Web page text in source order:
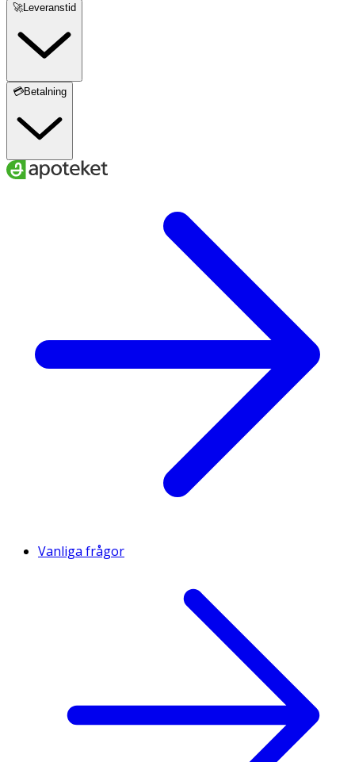
🚀Leveranstid
💳Betalning
Vanliga frågor